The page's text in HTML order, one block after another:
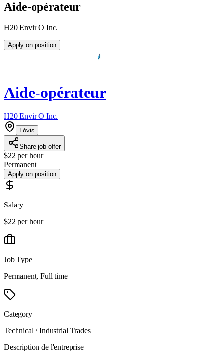
Aide-opérateur
H20 Envir O Inc.
Apply on position
Aide-opérateur
H20 Envir O Inc.
Lévis
Share job offer
$22 per hour
Permanent
Apply on position
Salary
$22 per hour
Job Type
Permanent, Full time
Category
Technical / Industrial Trades
Description de l'entreprise